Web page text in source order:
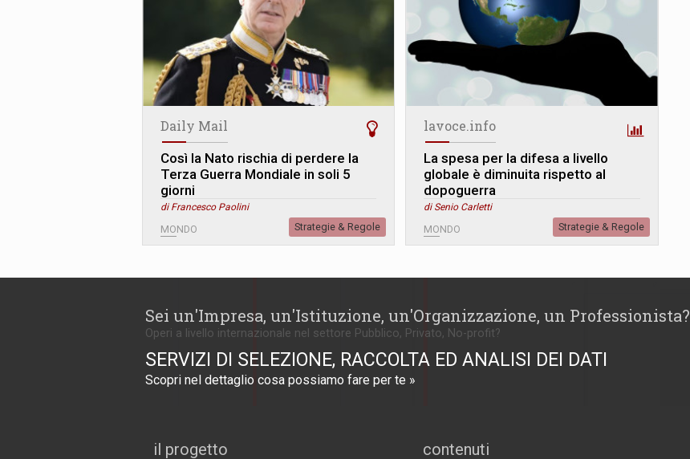
Daily Mail
Così la Nato rischia di perdere la
Terza Guerra Mondiale in soli 5
giorni
di Francesco Paolini
MONDO Strategie & Regole
lavoce.info
La spesa per la difesa a livello
globale è diminuita rispetto al
dopoguerra
di Senio Carletti
MONDO Strategie & Regole
Sei un'Impresa, un'Istituzione, un'Organizzazione, un Professionista?
Operi a livello internazionale nel settore Pubblico, Privato, No-profit?
SERVIZI DI SELEZIONE, RACCOLTA ED ANALISI DEI DATI
Scopri nel dettaglio cosa possiamo fare per te »
il progetto contenuti